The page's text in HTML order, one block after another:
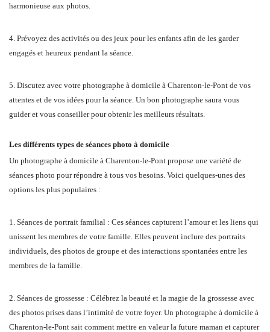
harmonieuse aux photos.
4. Prévoyez des activités ou des jeux pour les enfants afin de les garder
engagés et heureux pendant la séance.
5. Discutez avec votre photographe à domicile à Charenton-le-Pont de vos
attentes et de vos idées pour la séance. Un bon photographe saura vous
guider et vous conseiller pour obtenir les meilleurs résultats.
Les différents types de séances photo à domicile
Un photographe à domicile à Charenton-le-Pont propose une variété de
séances photo pour répondre à tous vos besoins. Voici quelques-unes des
options les plus populaires :
1. Séances de portrait familial : Ces séances capturent l’amour et les liens qui
unissent les membres de votre famille. Elles peuvent inclure des portraits
individuels, des photos de groupe et des interactions spontanées entre les
membres de la famille.
2. Séances de grossesse : Célébrez la beauté et la magie de la grossesse avec
des photos prises dans l’intimité de votre foyer. Un photographe à domicile à
Charenton-le-Pont sait comment mettre en valeur la future maman et capturer